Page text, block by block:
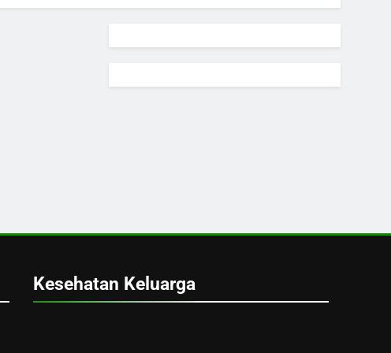
Kesehatan Keluarga